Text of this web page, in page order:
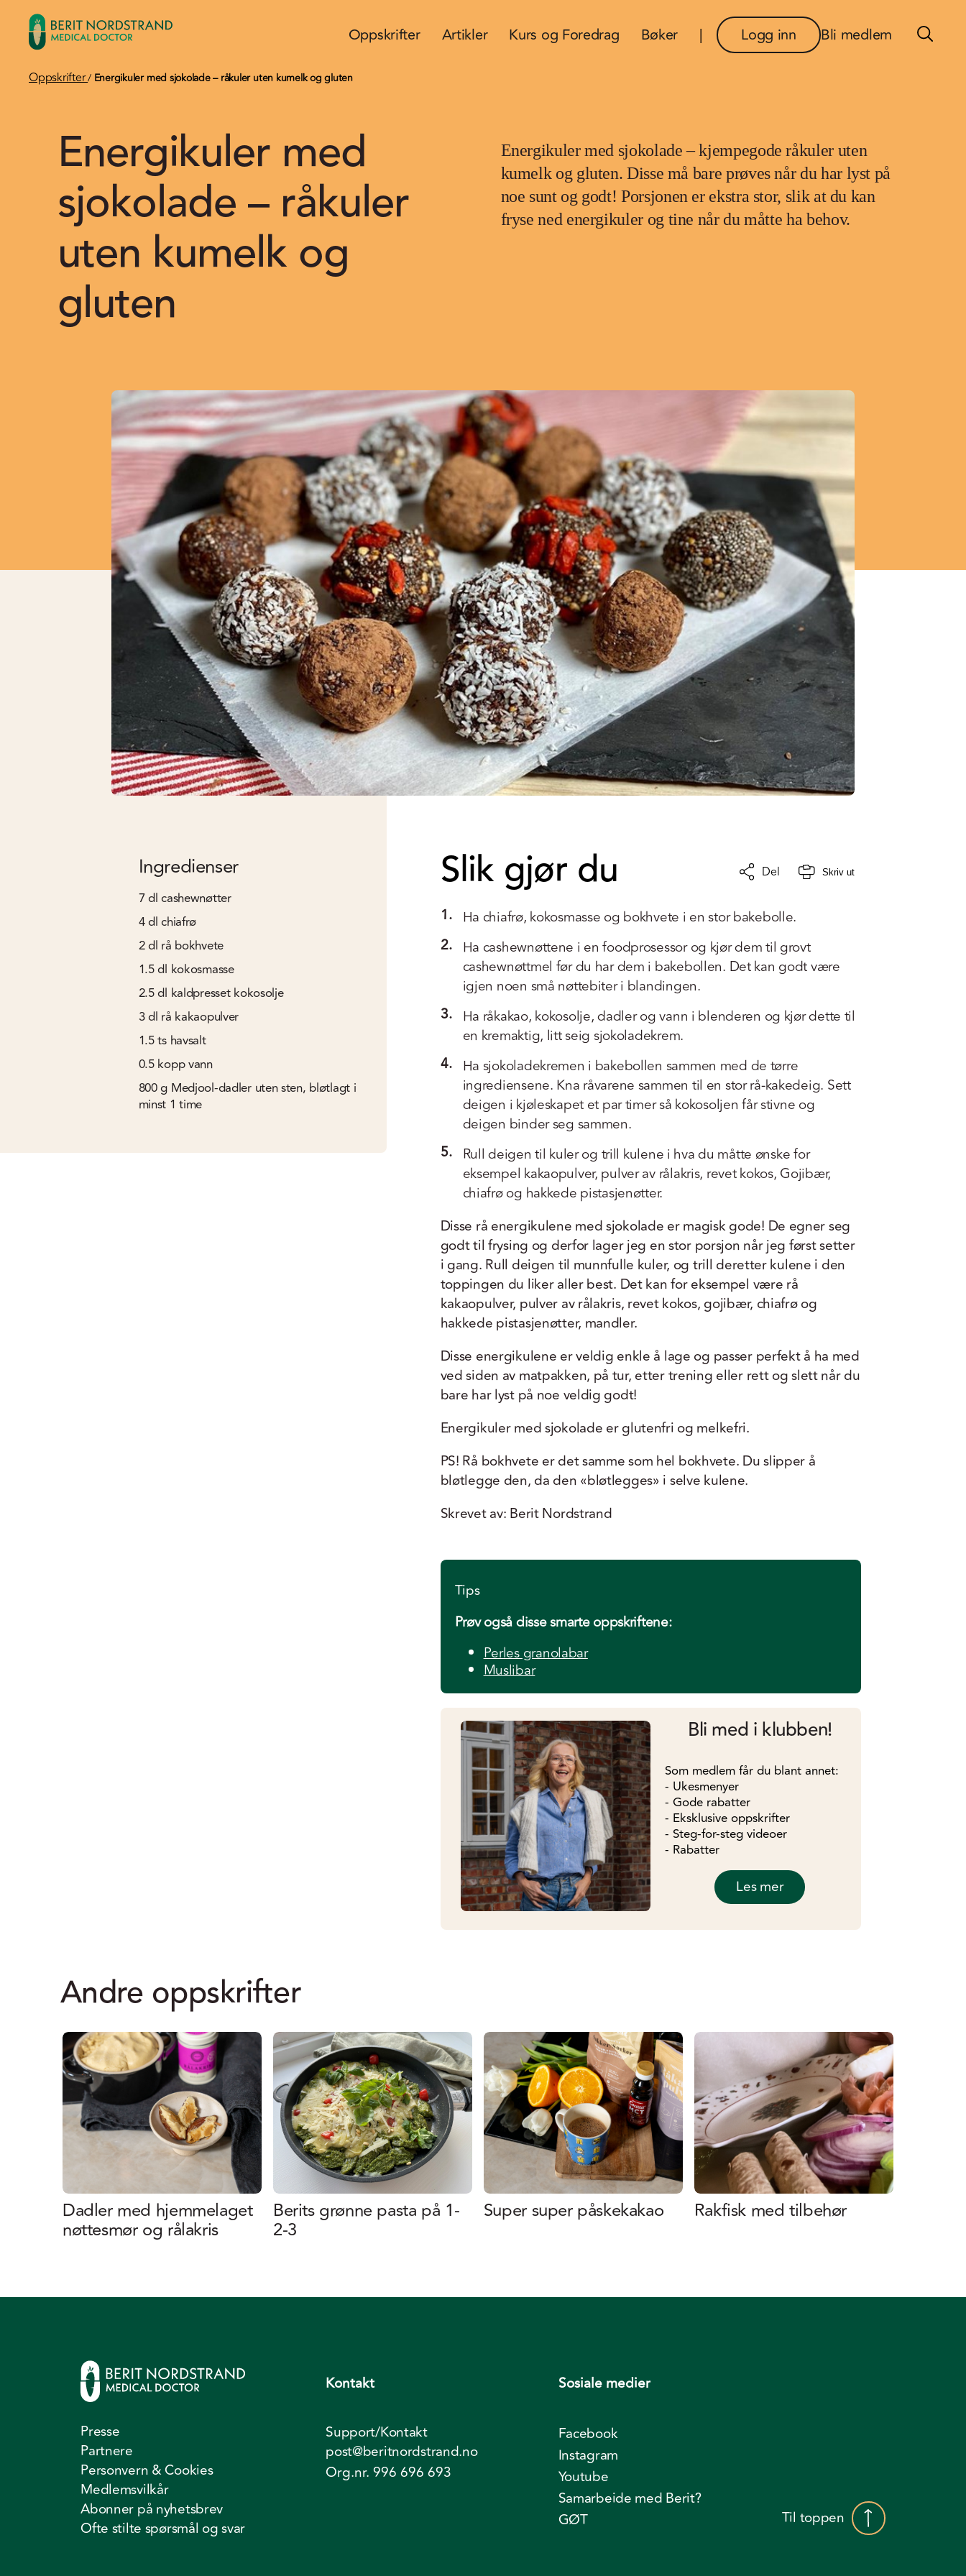
Oppskrifter Artikler Kurs og Foredrag Bøker Logg inn Bli medlem ×
Oppskrifter/ Energikuler med sjokolade – råkuler uten kumelk og gluten
Energikuler med
sjokolade – råkuler
uten kumelk og
gluten
Energikuler med sjokolade – kjempegode råkuler uten
kumelk og gluten. Disse må bare prøves når du har lyst på
noe sunt og godt! Porsjonen er ekstra stor, slik at du kan
fryse ned energikuler og tine når du måtte ha behov.
Ingredienser
7dlcashewnøtter
4dlchiafrø
2dl rå bokhvete
1.5dl kokosmasse
2.5dl kaldpresset kokosolje
3dl rå kakaopulver
1.5ts havsalt
0.5koppvann
800g Medjool-dadler uten sten, bløtlagt i
minst 1 time
Slik gjør du Del Skriv ut
1. Ha chiafrø, kokosmasse og bokhvete i en stor bakebolle.
2. Ha cashewnøttene i en foodprosessor og kjør dem til grovt
cashewnøttmel før du har dem i bakebollen. Det kan godt være
igjen noen små nøttebiter i blandingen.
3. Ha råkakao, kokosolje, dadler og vann i blenderen og kjør dette til
en kremaktig, litt seig sjokoladekrem.
4. Ha sjokoladekremen i bakebollen sammen med de tørre
ingrediensene. Kna råvarene sammen til en stor rå-kakedeig. Sett
deigen i kjøleskapet et par timer så kokosoljen får stivne og
deigen binder seg sammen.
5. Rull deigen til kuler og trill kulene i hva du måtte ønske for
eksempel kakaopulver, pulver av rålakris, revet kokos, Gojibær,
chiafrø og hakkede pistasjenøtter.
Disse rå energikulene med sjokolade er magisk gode! De egner seg
godt til frysing og derfor lager jeg en stor porsjon når jeg først setter
i gang. Rull deigen til munnfulle kuler, og trill deretter kulene i den
toppingen du liker aller best. Det kan for eksempel være rå
kakaopulver, pulver av rålakris, revet kokos, gojibær, chiafrø og
hakkede pistasjenøtter, mandler.
Disse energikulene er veldig enkle å lage og passer perfekt å ha med
ved siden av matpakken, på tur, etter trening eller rett og slett når du
bare har lyst på noe veldig godt!
Energikuler med sjokolade er glutenfri og melkefri.
PS! Rå bokhvete er det samme som hel bokhvete. Du slipper å
bløtlegge den, da den «bløtlegges» i selve kulene.
Skrevet av: Berit Nordstrand
Tips
Prøv også disse smarte oppskriftene:
Perles granolabar
Muslibar
Bli med i klubben!
Som medlem får du blant annet:
- Ukesmenyer
- Gode rabatter
- Eksklusive oppskrifter
- Steg-for-steg videoer
- Rabatter
Les mer
Andre oppskrifter
Dadler med hjemmelaget
nøttesmør og rålakris
Berits grønne pasta på 1-
2-3
Super super påskekakao Rakfisk med tilbehør
Presse
Partnere
Personvern & Cookies
Medlemsvilkår
Abonner på nyhetsbrev
Ofte stilte spørsmål og svar
Kontakt
Support/Kontakt
post@beritnordstrand.no
Org.nr. 996 696 693
Sosiale medier
Facebook
Instagram
Youtube
Samarbeide med Berit?
GØT
Til toppen